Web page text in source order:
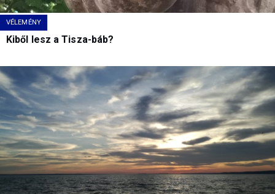
VÉLEMÉNY
Kiből lesz a Tisza-báb?